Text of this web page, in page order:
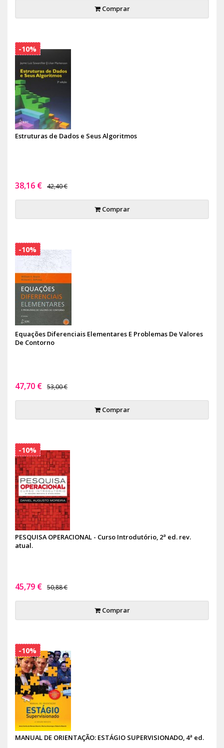
Comprar
Estruturas de Dados e Seus Algoritmos
38,16 € 42,40 €
Comprar
-10%
Equações Diferenciais Elementares E Problemas De Valores
De Contorno
47,70 € 53,00 €
Comprar
-10%
PESQUISA OPERACIONAL - Curso Introdutório, 2ª ed. rev.
atual.
45,79 € 50,88 €
Comprar
-10%
MANUAL DE ORIENTAÇÃO: ESTÁGIO SUPERVISIONADO, 4ª ed.
-10%